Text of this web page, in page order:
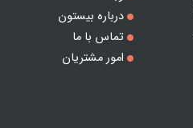
درباره بیستون
تماس با ما
امور مشتریان